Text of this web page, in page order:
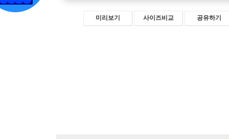
미리보기 사이즈비교 공유하기